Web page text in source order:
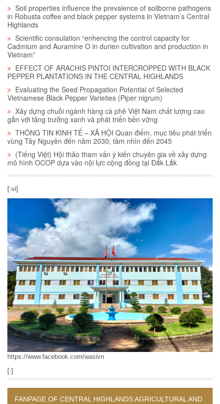
Soil properties influence the prevalence of soilborne pathogens
in Robusta coffee and black pepper systems in Vietnam’s Central
Highlands
Scientific consulation “enhencing the control capacity for
Cadmium and Auramine O in durien cultivation and production in
Vietnam”
EFFECT OF ARACHIS PINTOI INTERCROPPED WITH BLACK
PEPPER PLANTATIONS IN THE CENTRAL HIGHLANDS
Evaluating the Seed Propagation Potential of Selected
Vietnamese Black Pepper Varieties (Piper nigrum)
Xây dựng chuỗi ngành hàng cà phê Việt Nam chất lượng cao
gắn với tăng trưởng xanh và phát triển bền vững
THÔNG TIN KINH TẾ – XÃ HỘI Quan điểm, mục tiêu phát triển
vùng Tây Nguyên đến năm 2030, tầm nhìn đến 2045
(Tiếng Việt) Hội thảo tham vấn ý kiến chuyên gia về xây dựng
mô hình OCOP dựa vào nội lực cộng đồng tại Đắk Lắk
[:vi]
https://www.facebook.com/wasivn
[:]
FANPAGE OF CENTRAL HIGHLANDS AGRICULTURAL AND